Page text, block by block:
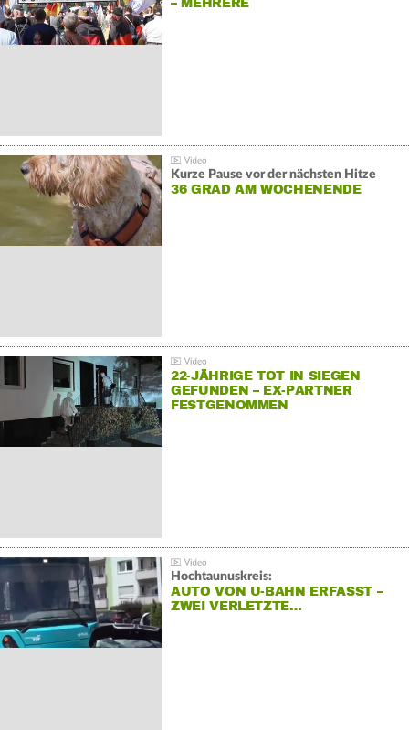
– MEHRERE
Kurze Pause vor der nächsten Hitze
36 GRAD AM WOCHENENDE
22-JÄHRIGE TOT IN SIEGEN
GEFUNDEN – EX-PARTNER
FESTGENOMMEN
Hochtaunuskreis:
AUTO VON U-BAHN ERFASST –
ZWEI VERLETZTE…